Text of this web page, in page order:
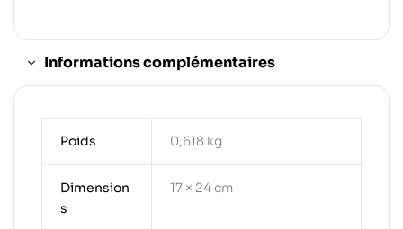
Informations complémentaires
Poids 0,618 kg
Dimension
s
17 × 24 cm